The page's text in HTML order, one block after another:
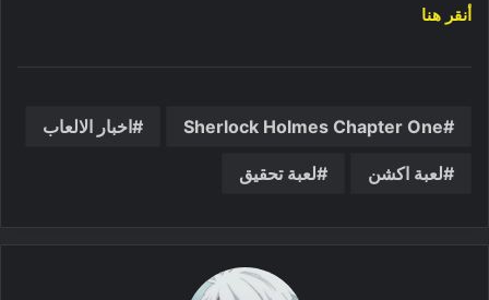
أنقر هنا
Sherlock Holmes Chapter One اخبار الالعاب
لعبة اكشن لعبة تحقيق